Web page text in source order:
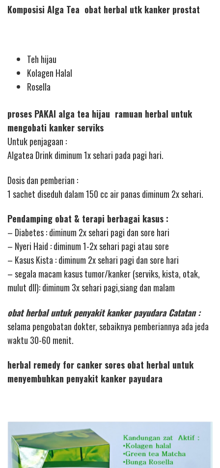
Komposisi Alga Tea obat herbal utk kanker prostat
Teh hijau
Kolagen Halal
Rosella
proses PAKAI alga tea hijau ramuan herbal untuk
mengobati kanker serviks
Untuk penjagaan :
Algatea Drink diminum 1x sehari pada pagi hari.
Dosis dan pemberian :
1 sachet diseduh dalam 150 cc air panas diminum 2x sehari.
Pendamping obat & terapi berbagai kasus :
– Diabetes : diminum 2x sehari pagi dan sore hari
– Nyeri Haid : diminum 1-2x sehari pagi atau sore
– Kasus Kista : diminum 2x sehari pagi dan sore hari
– segala macam kasus tumor/kanker (serviks, kista, otak,
mulut dll): diminum 3x sehari pagi,siang dan malam
obat herbal untuk penyakit kanker payudara Catatan :
selama pengobatan dokter, sebaiknya pemberiannya ada jeda
waktu 30-60 menit.
herbal remedy for canker sores obat herbal untuk
menyembuhkan penyakit kanker payudara